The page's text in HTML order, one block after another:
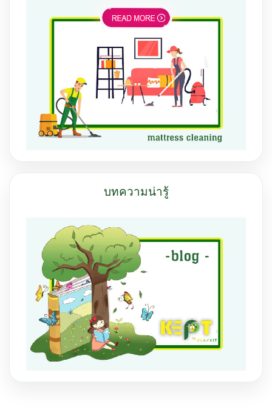
บทความน่ารู้